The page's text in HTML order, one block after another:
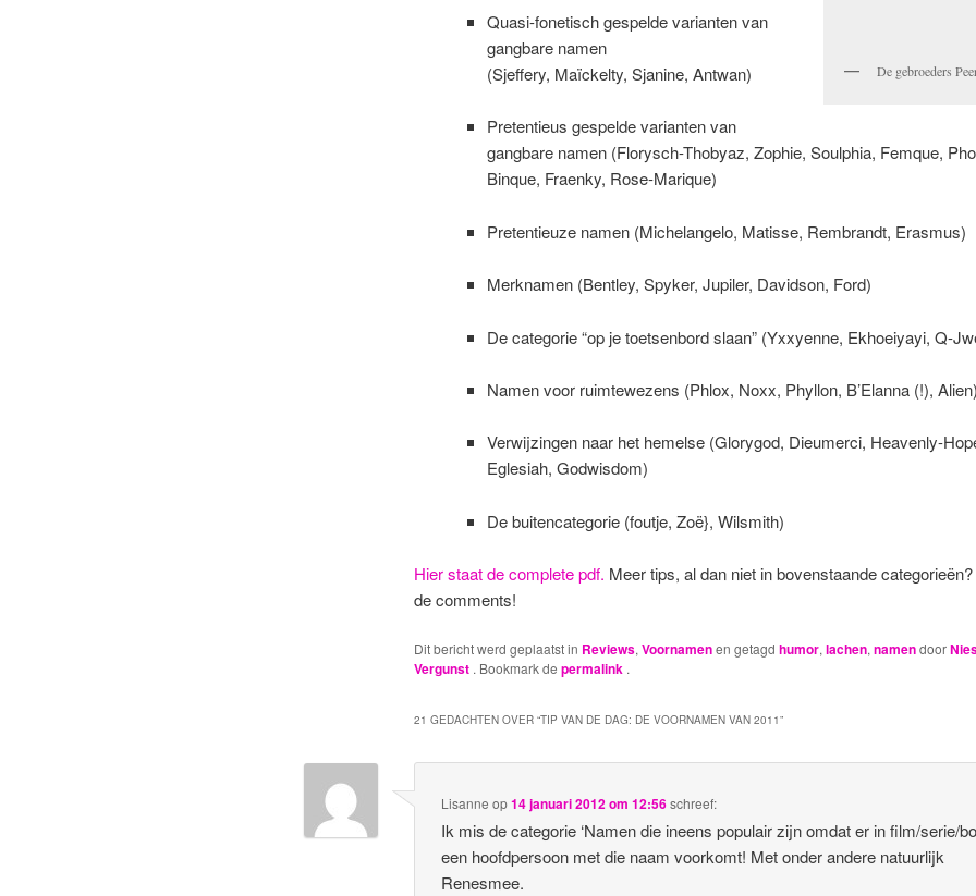
De gebroeders
Quasi-fonetisch gespelde varianten van
gangbare namen
(Sjeffery, Maïckelty, Sjanine, Antwan)
Pretentieus gespelde varianten van
gangbare namen (Florysch-Thobyaz, Zophie, Soulphia, Femque,
Binque, Fraenky, Rose-Marique)
Pretentieuze namen (Michelangelo, Matisse, Rembrandt, Erasmus)
Merknamen (Bentley, Spyker, Jupiler, Davidson, Ford)
De categorie “op je toetsenbord slaan” (Yxxyenne, Ekhoeiyayi, Q-
Namen voor ruimtewezens (Phlox, Noxx, Phyllon, B’Elanna (!), Alien)
Verwijzingen naar het hemelse (Glorygod, Dieumerci, Heavenly-
Eglesiah, Godwisdom)
De buitencategorie (foutje, Zoë}, Wilsmith)
Hier staat de complete pdf. Meer tips, al dan niet in bovenstaande
de comments!
Dit bericht werd geplaatst in Reviews,Voornamenen getagd humor,lachen,namendoor
Vergunst . Bookmark de permalink .
21 GEDACHTEN OVER “TIP VAN DE DAG: DE VOORNAMEN VAN 2011”
Lisanne op14 januari 2012 om 12:56schreef:
Ik mis de categorie ‘Namen die ineens populair zijn omdat er in film/serie/
een hoofdpersoon met die naam voorkomt! Met onder andere natuurlijk
Renesmee.